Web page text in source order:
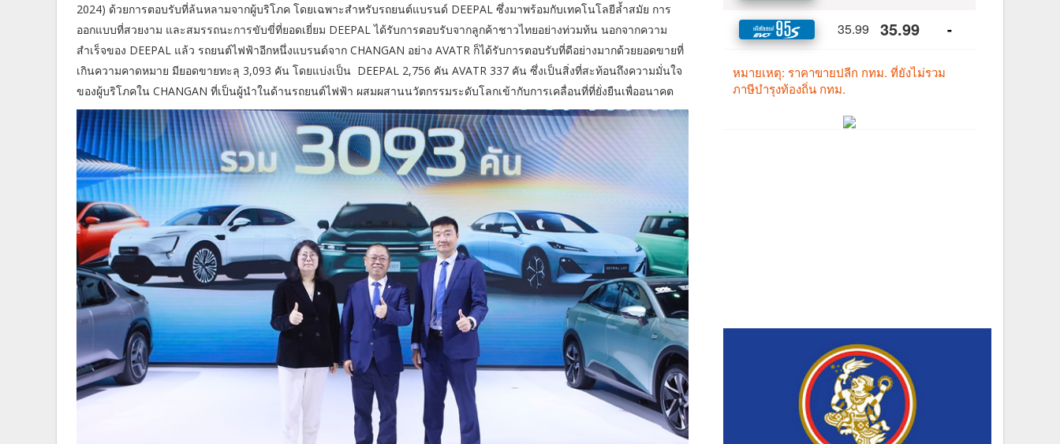
2024) ด้วยการตอบรับที่ล้นหลามจากผู้บริโภค โดยเฉพาะสำหรับรถยนต์แบรนด์ DEEPAL ซึ่งมาพร้อมกับเทคโนโลยีล้ำสมัย การ
ออกแบบที่สวยงาม และสมรรถนะการขับขี่ที่ยอดเยี่ยม DEEPAL ได้รับการตอบรับจากลูกค้าชาวไทยอย่างท่วมท้น นอกจากความ
สำเร็จของ DEEPAL แล้ว รถยนต์ไฟฟ้าอีกหนึ่งแบรนด์จาก CHANGAN อย่าง AVATR ก็ได้รับการตอบรับที่ดีอย่างมากด้วยยอดขายที่
เกินความคาดหมาย มียอดขายทะลุ 3,093 คัน โดยแบ่งเป็น DEEPAL 2,756 คัน AVATR 337 คัน ซึ่งเป็นสิ่งที่สะท้อนถึงความมั่นใจ
ของผู้บริโภคใน CHANGAN ที่เป็นผู้นำในด้านรถยนต์ไฟฟ้า ผสมผสานนวัตกรรมระดับโลกเข้ากับการเคลื่อนที่ที่ยั่งยืนเพื่ออนาคต